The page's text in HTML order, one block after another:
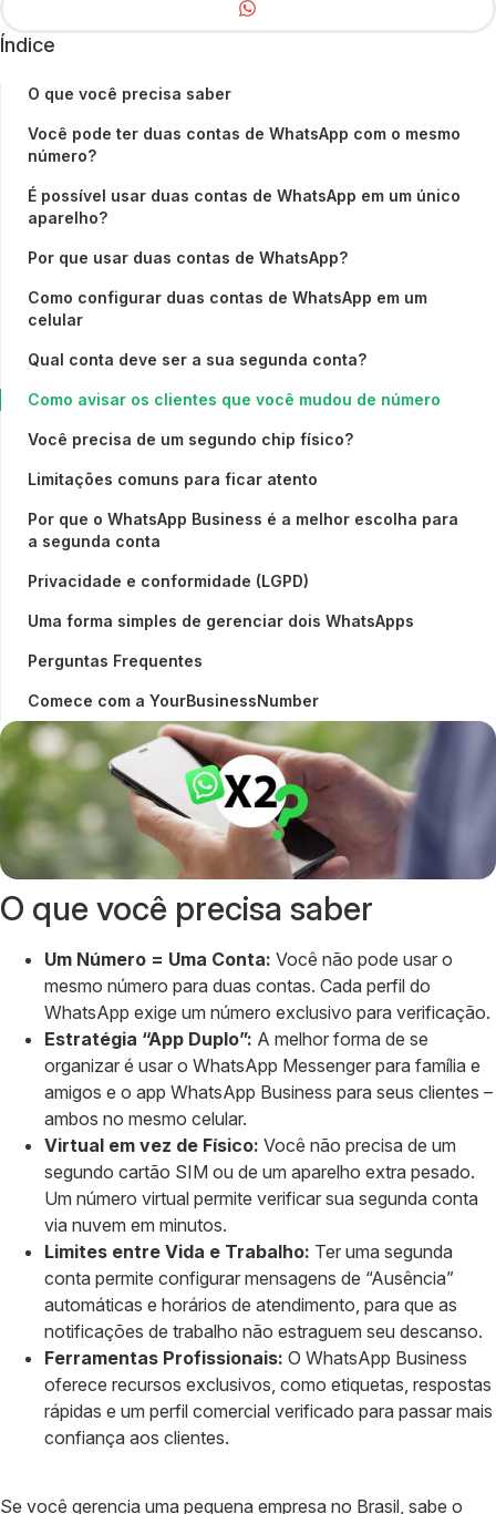
Índice
O que você precisa saber
Você pode ter duas contas de WhatsApp com o mesmo
número?
É possível usar duas contas de WhatsApp em um único
aparelho?
Por que usar duas contas de WhatsApp?
Como configurar duas contas de WhatsApp em um
celular
Qual conta deve ser a sua segunda conta?
Como avisar os clientes que você mudou de número
Você precisa de um segundo chip físico?
Limitações comuns para ficar atento
Por que o WhatsApp Business é a melhor escolha para
a segunda conta
Privacidade e conformidade (LGPD)
Uma forma simples de gerenciar dois WhatsApps
Perguntas Frequentes
Comece com a YourBusinessNumber
O que você precisa saber
Um Número = Uma Conta: Você não pode usar o
mesmo número para duas contas. Cada perfil do
WhatsApp exige um número exclusivo para verificação.
Estratégia “App Duplo”: A melhor forma de se
organizar é usar o WhatsApp Messenger para família e
amigos e o app WhatsApp Business para seus clientes –
ambos no mesmo celular.
Virtual em vez de Físico: Você não precisa de um
segundo cartão SIM ou de um aparelho extra pesado.
Um número virtual permite verificar sua segunda conta
via nuvem em minutos.
Limites entre Vida e Trabalho: Ter uma segunda
conta permite configurar mensagens de “Ausência”
automáticas e horários de atendimento, para que as
notificações de trabalho não estraguem seu descanso.
Ferramentas Profissionais: O WhatsApp Business
oferece recursos exclusivos, como etiquetas, respostas
rápidas e um perfil comercial verificado para passar mais
confiança aos clientes.
Se você gerencia uma pequena empresa no Brasil, sabe o